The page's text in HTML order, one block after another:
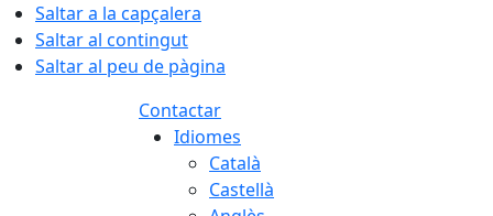
Saltar a la capçalera
Saltar al contingut
Saltar al peu de pàgina
Contactar
Idiomes
Català
Castellà